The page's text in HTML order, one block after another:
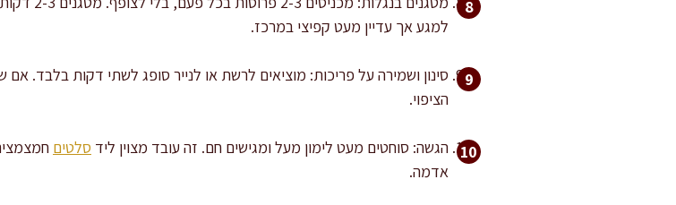
למגע אך עדיין מעט קפיצי במרכז.
סינון ושמירה על פריכות: מוציאים לרשת או לנייר סופג לשתי דקות בלבד. אם
הציפוי.
הגשה: סוחטים מעט לימון מעל ומגישים חם. זה עובד מצוין ליד סלטים
אדמה.